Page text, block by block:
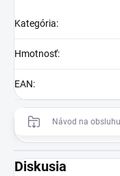
Kategória:
Hmotnosť:
EAN:
Návod na obsluhu
Diskusia